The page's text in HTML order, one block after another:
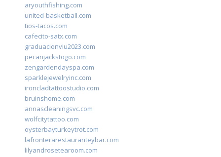
aryouthfishing.com
united-basketball.com
tios-tacos.com
cafecito-satx.com
graduacionviu2023.com
pecanjackstogo.com
zengardendayspa.com
sparklejewelryinc.com
ironcladtattoostudio.com
bruinshome.com
annascleaningsvc.com
wolfcitytattoo.com
oysterbayturkeytrot.com
lafronterarestauranteybar.com
lilyandrosetearoom.com